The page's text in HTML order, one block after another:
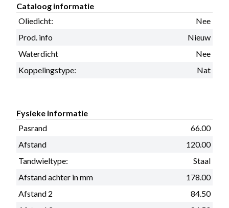
Cataloog informatie
Oliedicht:
Nee
Prod. info
Nieuw
Waterdicht
Nee
Koppelingstype:
Nat
Fysieke informatie
Pasrand
66.00
Afstand
120.00
Tandwieltype:
Staal
Afstand achter in mm
178.00
Afstand 2
84.50